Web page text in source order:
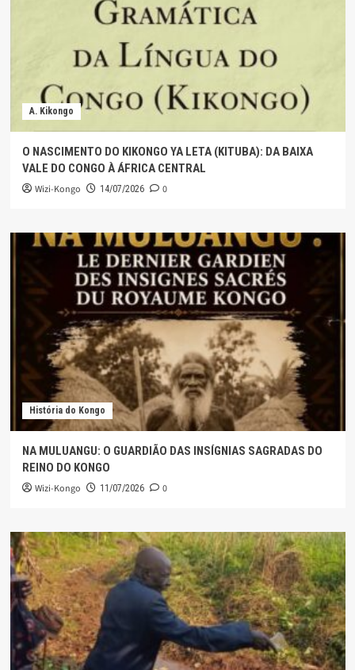
A. Kikongo
O NASCIMENTO DO KIKONGO YA LETA (KITUBA): DA BAIXA
VALE DO CONGO À ÁFRICA CENTRAL
Wizi-Kongo 14/07/2026 0
História do Kongo
NA MULUANGU: O GUARDIÃO DAS INSÍGNIAS SAGRADAS DO
REINO DO KONGO
Wizi-Kongo 11/07/2026 0